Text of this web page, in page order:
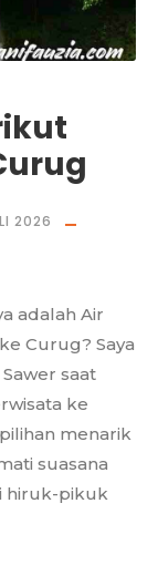
2026
adalah Air
Curug? Saya
saat
ke
menarik
suasana
hiruk-pikuk